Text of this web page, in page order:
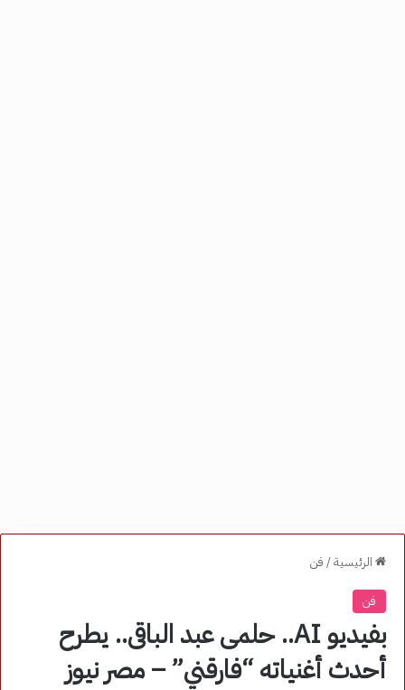
الرئيسية/ فن
فن
بفيديو AI.. حلمى عبد الباقى.. يطرح
أحدث أغنياته “فارقني” – مصر نيوز